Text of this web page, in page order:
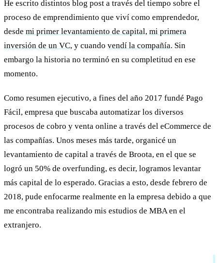
He escrito distintos blog post a través del tiempo sobre el
proceso de emprendimiento que viví como emprendedor,
desde mi primer levantamiento de capital, mi primera
inversión de un VC, y cuando vendí la compañía. Sin
embargo la historia no terminó en su completitud en ese
momento.
Como resumen ejecutivo, a fines del año 2017 fundé Pago
Fácil, empresa que buscaba automatizar los diversos
procesos de cobro y venta online a través del eCommerce de
las compañías. Unos meses más tarde, organicé un
levantamiento de capital a través de Broota, en el que se
logró un 50% de overfunding, es decir, logramos levantar
más capital de lo esperado. Gracias a esto, desde febrero de
2018, pude enfocarme realmente en la empresa debido a que
me encontraba realizando mis estudios de MBA en el
extranjero.